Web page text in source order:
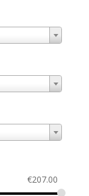
€207.00